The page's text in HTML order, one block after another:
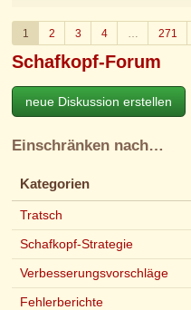
1 2 3 4 271
Schafkopf-Forum
neue Diskussion erstellen
Einschränken nach…
Kategorien
Tratsch
Schafkopf-Strategie
Verbesserungsvorschläge
Fehlerberichte